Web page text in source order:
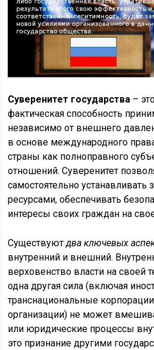
Суверенитет государства –
фактическая способность
независимо от внешнего
в основе международного
страны как полноправного
отношений. Суверенитет
самостоятельно устанавливать
ресурсами, обеспечивать
интересы своих граждан на
Существуютдва ключевых
внутренний и внешний.
верховенство власти на своей
одна другая сила (включая
транснациональные
организации) не может
или юридические процессы
это признание другими